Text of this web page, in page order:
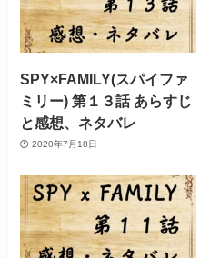
SPY×FAMILY(スパイファ
ミリー) 第１３話 あらすじ
と感想、ネタバレ
2020年7月18日